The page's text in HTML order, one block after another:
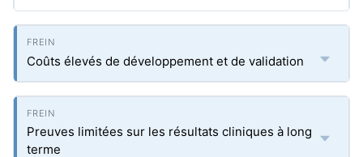
Coûts élevés de développement et de validation
Preuves limitées sur les résultats cliniques à long
terme